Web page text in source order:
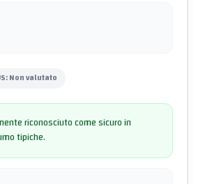
Non valutato
riconosciuto come sicuro in
tipiche.